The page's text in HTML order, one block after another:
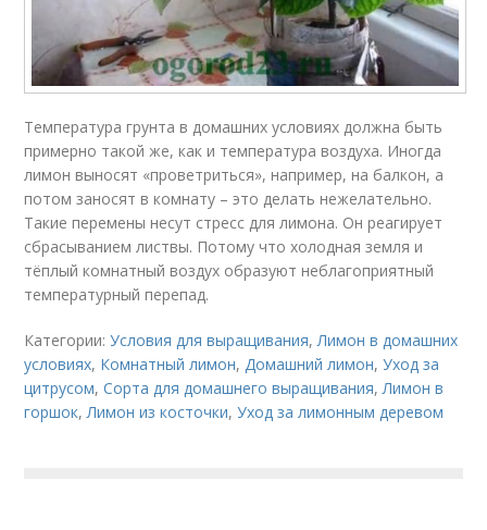
Температура грунта в домашних условиях должна быть
примерно такой же, как и температура воздуха. Иногда
лимон выносят «проветриться», например, на балкон, а
потом заносят в комнату – это делать нежелательно.
Такие перемены несут стресс для лимона. Он реагирует
сбрасыванием листвы. Потому что холодная земля и
тёплый комнатный воздух образуют неблагоприятный
температурный перепад.
Категории:Условия для выращивания,Лимон в домашних
условиях, Комнатный лимон,Домашний лимон,Уход за
цитрусом,Сорта для домашнего выращивания,Лимон в
горшок,Лимон из косточки,Уход за лимонным деревом